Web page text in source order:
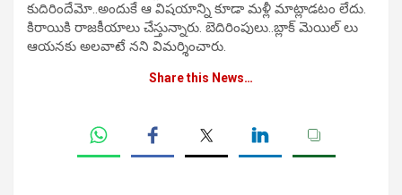
కుదిరిందేమో..అందుకే ఆ విషయాన్ని కూడా మళ్లీ మాట్లాడటం లేదు.
కిరాయికి రాజకీయాలు చేస్తున్నారు. బెదిరింపులు..బ్లాక్ మెయిల్ లు
ఆయనకు అలవాటే నని విమర్శించారు.
Share this News…